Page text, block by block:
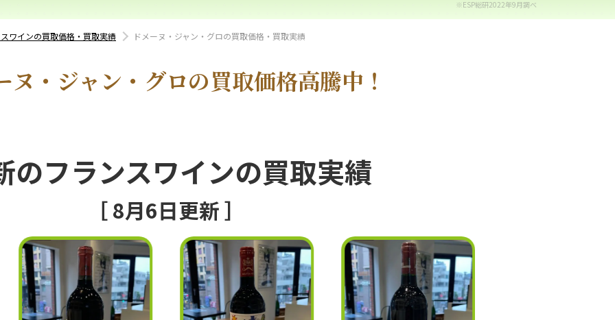
※ESP総研2022年9月調べ
ワインの買取価格・買取実績 ドメーヌ・ジャン・グロの買取価格・買取実績
ヌ・ジャン・グロの買取価格高騰中！
のフランスワインの買取実績
［ 8月6日更新 ］